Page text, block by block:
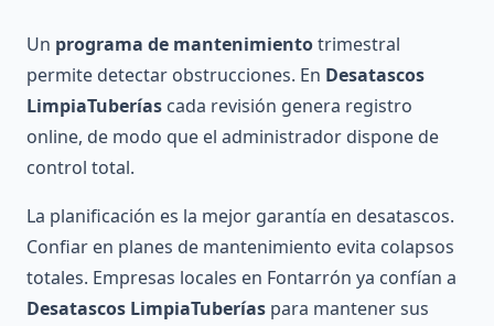
Un programa de mantenimientotrimestral
permite detectar obstrucciones. En Desatascos
LimpiaTuberías cada revisión genera registro
online, de modo que el administrador dispone de
control total.
La planificación es la mejor garantía en desatascos.
Confiar en planes de mantenimiento evita colapsos
totales. Empresas locales en Fontarrón ya confían a
Desatascos LimpiaTuberías para mantener sus